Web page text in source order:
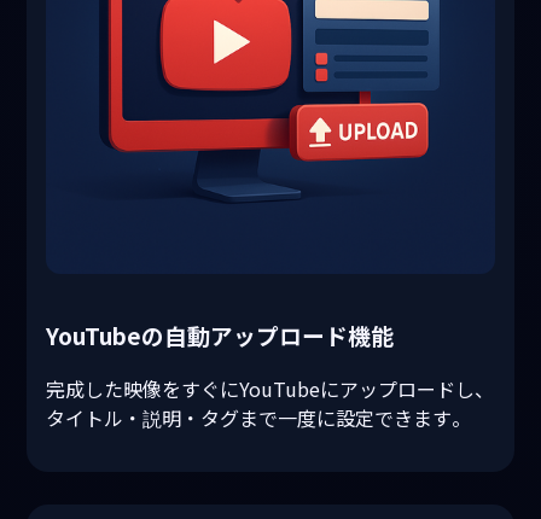
YouTubeの自動アップロード機能
完成した映像をすぐにYouTubeにアップロードし、
タイトル・説明・タグまで一度に設定できます。